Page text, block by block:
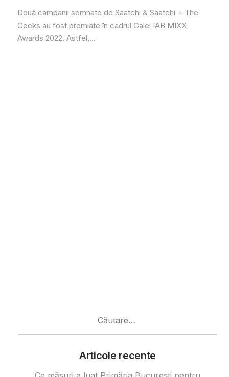
Două campanii semnate de Saatchi & Saatchi + The
Geeks au fost premiate în cadrul Galei IAB MIXX
Awards 2022. Astfel,...
Articole recente